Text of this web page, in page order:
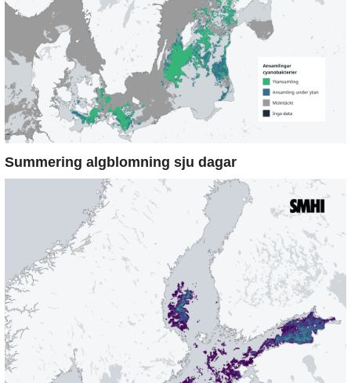
Summering algblomning sju dagar